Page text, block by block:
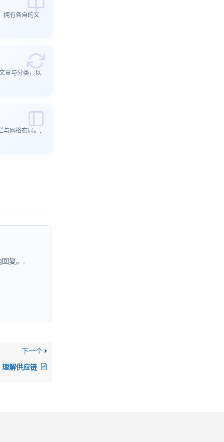
拥有各自的文
章与分类，以
与网格布局。.
复。.
下一个
理解供应链